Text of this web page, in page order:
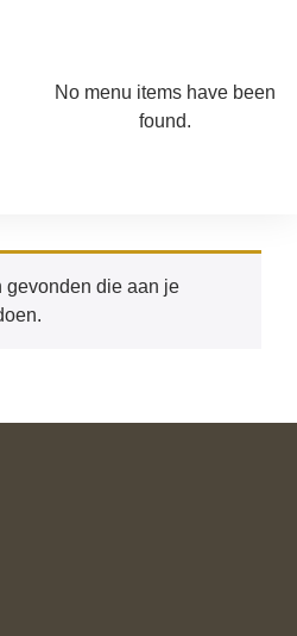
No menu items have been
found.
gevonden die aan je